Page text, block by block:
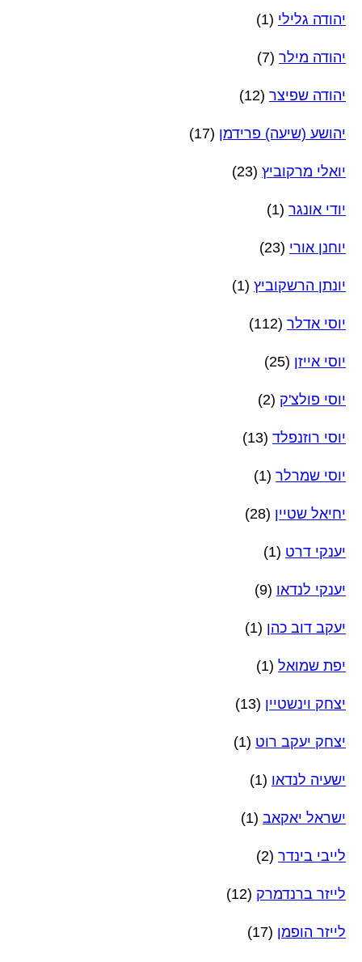
יהודה גלילי (1)
יהודה מילר (7)
יהודה שפיצר (12)
יהושע (שיעה) פרידמן (17)
יואלי מרקוביץ (23)
יודי אונגר (1)
יוחנן אורי (23)
יונתן הרשקוביץ (1)
יוסי אדלר (112)
יוסי אייזן (25)
יוסי פולצ'ק (2)
יוסי רוזנפלד (13)
יוסי שמרלר (1)
יחיאל שטיין (28)
יענקי דרט (1)
יענקי לנדאו (9)
יעקב דוב כהן (1)
יפת שמואל (1)
יצחק וינשטיין (13)
יצחק יעקב רוט (1)
ישעיה לנדאו (1)
ישראל יאקאב (1)
לייבי בינדר (2)
לייזר ברנדמרק (12)
לייזר הופמן (17)